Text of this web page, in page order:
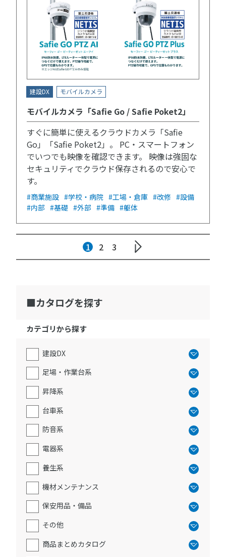
建設DX モバイルカメラ
モバイルカメラ「Safie Go / Safie Poket2」
すぐに簡単に使えるクラウドカメラ「Safie
Go」「Safie Poket2」。 PC・スマートフォン
でいつでも映像を確認できます。 映像は強固な
セキュリティでクラウド保存されるので安心で
す。
#商業施設 #学校・病院 #工場・倉庫 #改修 #設備
#内部 #基礎 #外部 #準備 #躯体
1 2 3
カタログを探す
カテゴリから探す
建設DX
足場・作業台系
昇降系
台車系
防音系
電器系
養生系
機材メンテナンス
保安用品・備品
その他
商品まとめカタログ